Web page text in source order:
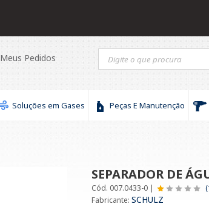
Meus Pedidos
Soluções em Gases Peças E Manutenção
SEPARADOR DE
Cód. 007.0433-0 |
Fabricante: SCHULZ